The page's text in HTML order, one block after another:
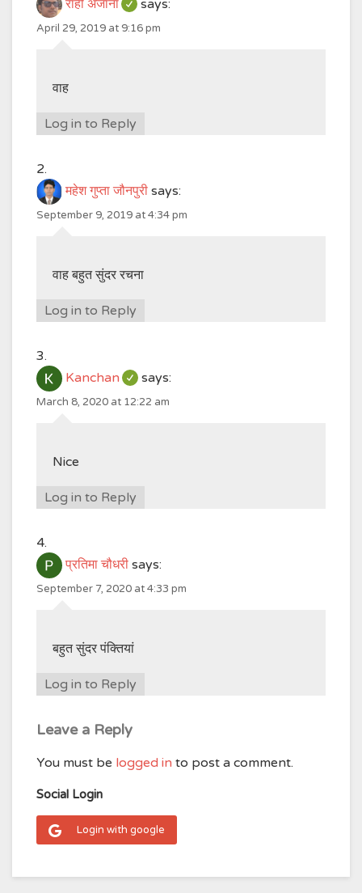
राही अंजाना says:
April 29, 2019 at 9:16 pm
वाह
Log in to Reply
महेश गुप्ता जौनपुरी says:
September 9, 2019 at 4:34 pm
वाह बहुत सुंदर रचना
Log in to Reply
Kanchan says:
March 8, 2020 at 12:22 am
Nice
Log in to Reply
प्रतिमा चौधरी says:
September 7, 2020 at 4:33 pm
बहुत सुंदर पंक्तियां
Log in to Reply
Leave a Reply
You must be logged in to post a comment.
Social Login
Login with google